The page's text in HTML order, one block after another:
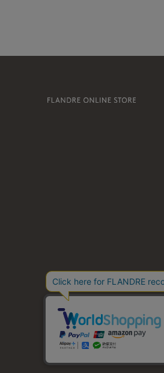
© FLANDRE CO., LTD.